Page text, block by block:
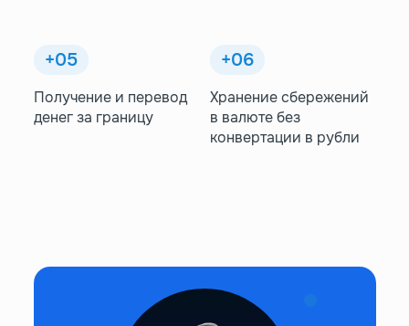
+05
Получение и перевод
денег за границу
+06
Хранение сбережений
в валюте без
конвертации в рубли